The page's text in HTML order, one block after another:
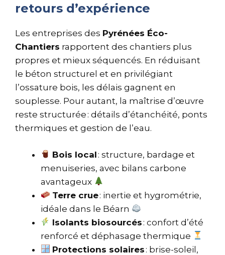
retours d’expérience
Les entreprises des Pyrénées Éco-
Chantiers rapportent des chantiers plus
propres et mieux séquencés. En réduisant
le béton structurel et en privilégiant
l’ossature bois, les délais gagnent en
souplesse. Pour autant, la maîtrise d’œuvre
reste structurée : détails d’étanchéité, ponts
thermiques et gestion de l’eau.
Bois local : structure, bardage et
menuiseries, avec bilans carbone
avantageux
Terre crue: inertie et hygrométrie,
idéale dans le Béarn
Isolants biosourcés : confort d’été
renforcé et déphasage thermique
Protections solaires : brise-soleil,